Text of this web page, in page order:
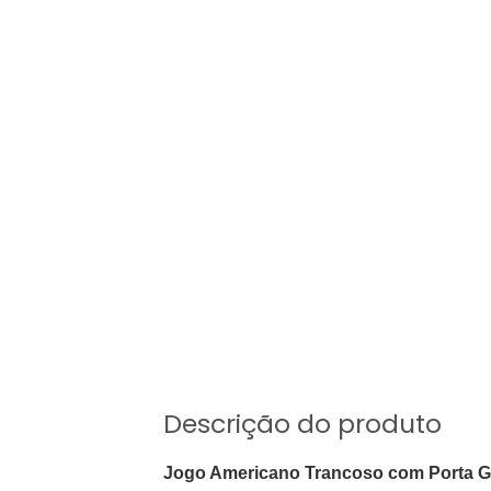
Descrição do produto
Jogo Americano Trancoso com Porta